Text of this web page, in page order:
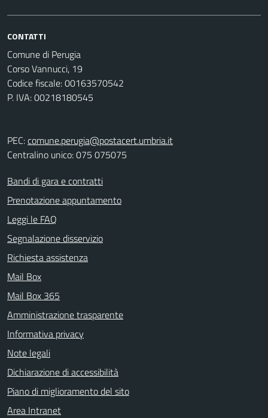
CONTATTI
Comune di Perugia
Corso Vannucci, 19
Codice fiscale: 00163570542
P. IVA: 00218180545
PEC:comune.perugia@postacert.umbria.it
Centralino unico: 075 075075
Bandi di gara e contratti
Prenotazione appuntamento
Leggi le FAQ
Segnalazione disservizio
Richiesta assistenza
Mail Box
Mail Box 365
Amministrazione trasparente
Informativa privacy
Note legali
Dichiarazione di accessibilità
Piano di miglioramento del sito
Area Intranet